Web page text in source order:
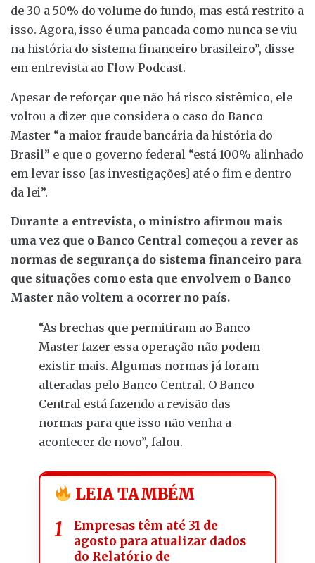
de 30 a 50% do volume do fundo, mas está restrito a
isso. Agora, isso é uma pancada como nunca se viu
na história do sistema financeiro brasileiro”, disse
em entrevista ao Flow Podcast.
Apesar de reforçar que não há risco sistêmico, ele
voltou a dizer que considera o caso do Banco
Master “a maior fraude bancária da história do
Brasil” e que o governo federal “está 100% alinhado
em levar isso [as investigações] até o fim e dentro
da lei”.
Durante a entrevista, o ministro afirmou mais
uma vez que o Banco Central começou a rever as
normas de segurança do sistema financeiro para
que situações como esta que envolvem o Banco
Master não voltem a ocorrer no país.
“As brechas que permitiram ao Banco
Master fazer essa operação não podem
existir mais. Algumas normas já foram
alteradas pelo Banco Central. O Banco
Central está fazendo a revisão das
normas para que isso não venha a
acontecer de novo”, falou.
LEIA TAMBÉM
Empresas têm até 31 de
agosto para atualizar dados
do Relatório de